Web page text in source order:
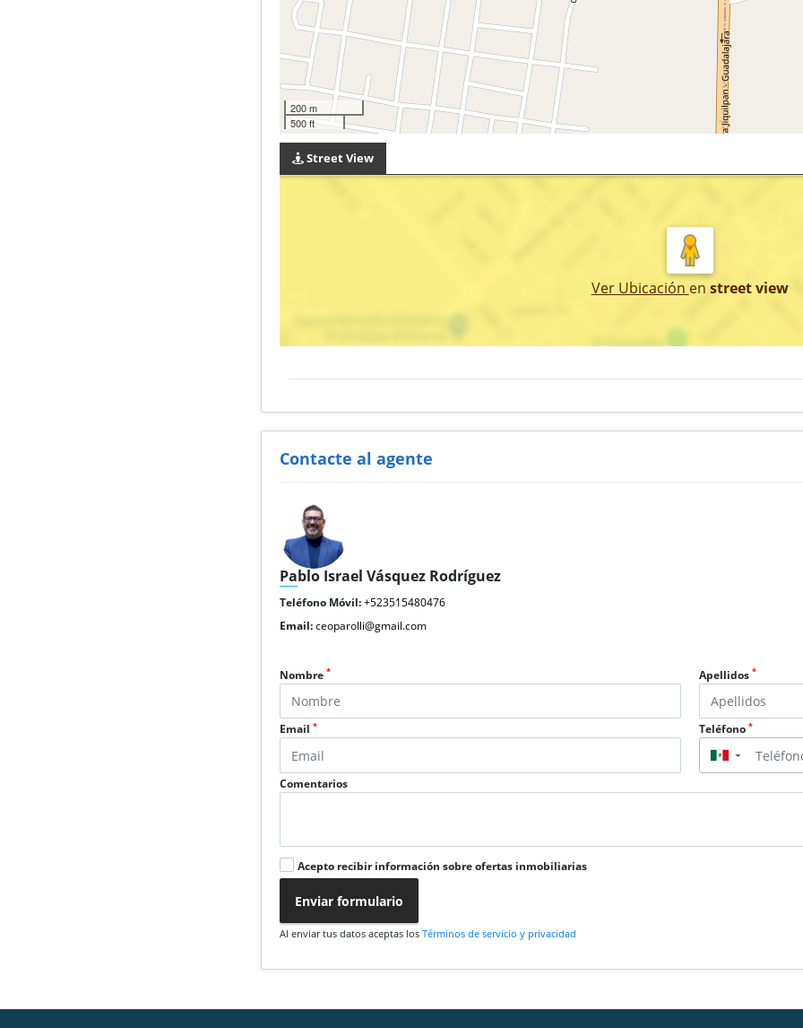
200 m
500 ft
Street View
Ver Ubicación en street view
Contacte al agente
Pablo Israel Vásquez Rodríguez
Teléfono Móvil:+523515480476
Email:ceoparolli@gmail.com
Nombre* Apellidos *
Email* Teléfono *
▼
Comentarios
Acepto recibir información sobre ofertas inmobiliarias
Enviar formulario
Al enviar tus datos aceptas losTérminos de servicio y privacidad